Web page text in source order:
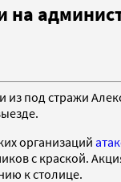
на
под стражи
организаций
с краской.
к столице.